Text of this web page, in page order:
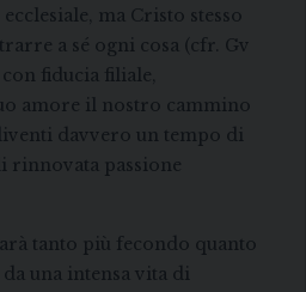
ma Cristo stesso
a sé ogni cosa (cfr. Gv
fiducia filiale,
amore il nostro cammino
davvero un tempo di
rinnovata passione
tanto più fecondo quanto
una intensa vita di